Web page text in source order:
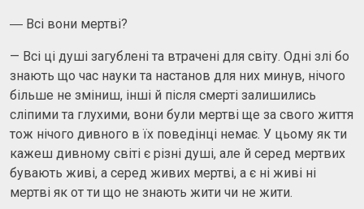
― Всі вони мертві?
— Всі ці душі загублені та втрачені для світу. Одні злі бо
знають що час науки та настанов для них минув, нічого
більше не зміниш, інші й після смерті залишились
сліпими та глухими, вони були мертві ще за свого життя
тож нічого дивного в їх поведінці немає. У цьому як ти
кажеш дивному світі є різні душі, але й серед мертвих
бувають живі, а серед живих мертві, а є ні живі ні
мертві як от ти що не знають жити чи не жити.